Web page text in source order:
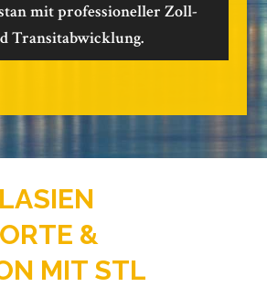
mit professioneller Zoll-
Transitabwicklung.
&
MIT STL